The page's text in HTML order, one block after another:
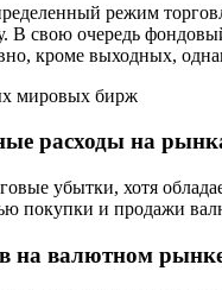
режим
В свою очередь
кроме выходных,
расходы на
убытки, хотя
покупки и продажи
на валютном